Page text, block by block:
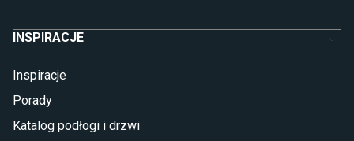
INSPIRACJE
Inspiracje
Porady
Katalog podłogi i drzwi